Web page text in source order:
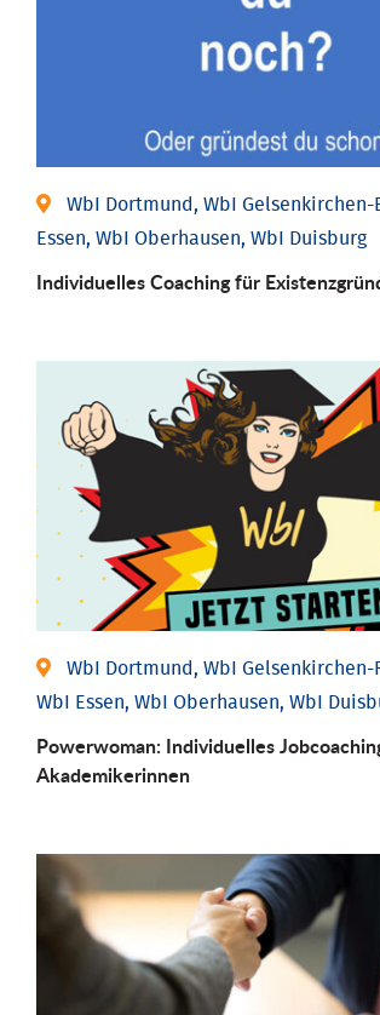
WbI Dortmund, WbI Gelsenkirchen-
Essen, WbI Oberhausen, WbI Duisburg
Individu­elles Coaching für
WbI Dortmund, WbI Gelsenkirchen-
WbI Essen, WbI Oberhausen, WbI
Powerwoman: Individu­elles
Aka­demiker­innen